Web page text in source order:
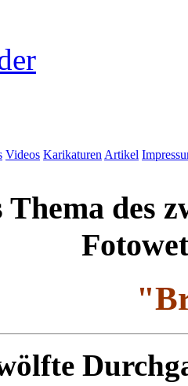
Videos Karikaturen Artikel
Thema des